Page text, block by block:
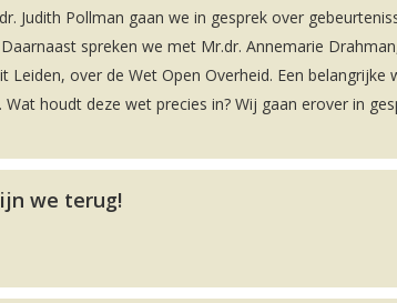
Judith Pollman gaan we in gesprek over
spreken we met Mr.dr. Annemarie
over de Wet Open Overheid. Een belangrijke
houdt deze wet precies in? Wij gaan erover in
we terug!